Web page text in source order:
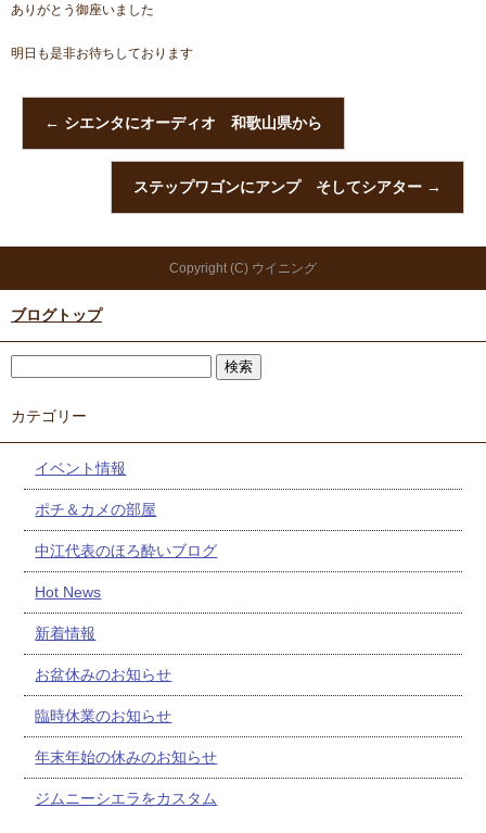
ありがとう御座いました
明日も是非お待ちしております
← シエンタにオーディオ 和歌山県から
ステップワゴンにアンプ そしてシアター →
Copyright (C) ウイニング
ブログトップ
カテゴリー
イベント情報
ポチ＆カメの部屋
中江代表のほろ酔いブログ
Hot News
新着情報
お盆休みのお知らせ
臨時休業のお知らせ
年末年始の休みのお知らせ
ジムニーシエラをカスタム